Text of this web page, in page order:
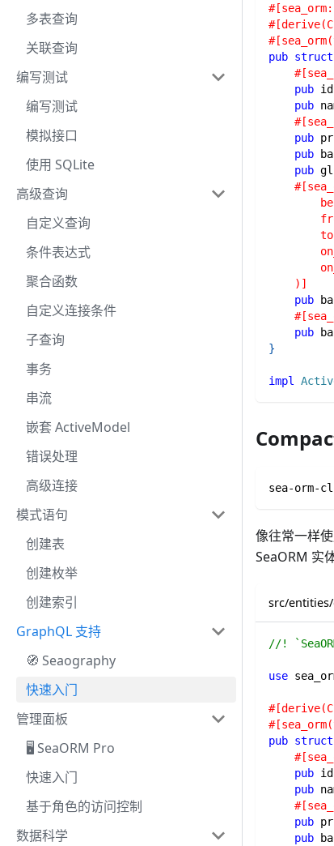
多表查询
关联查询
编写测试
编写测试
模拟接口
使用 SQLite
高级查询
自定义查询
条件表达式
聚合函数
自定义连接条件
子查询
事务
串流
嵌套 ActiveModel
错误处理
高级连接
模式语句
创建表
创建枚举
创建索引
GraphQL 支持
🧭 Seaography
快速入门
管理面板
🖥️ SeaORM Pro
快速入门
基于角色的访问控制
数据科学
pub struct
pub id
pub
pub
pub
pub
    )]
pub
pub
}
impl
sea-
像往常一样
SeaORM 实
src/
//!
use
pub struct
pub id
pub
pub
pub